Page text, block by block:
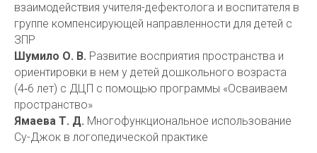
взаимодействия учителя-дефектолога и воспитателя в
группе компенсирующей направленности для детей с
ЗПР
Шумило О. В. Развитие восприятия пространства и
ориентировки в нем у детей дошкольного возраста
(4‑6 лет) с ДЦП с помощью программы «Осваиваем
пространство»
Ямаева Т. Д. Многофункциональное использование
Су-Джок в логопедической практике